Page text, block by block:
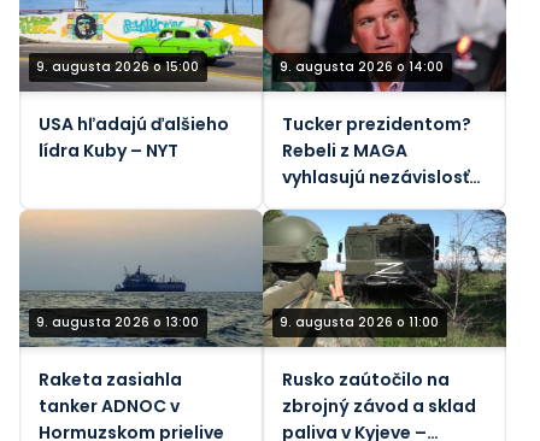
9. augusta 2026 o 15:00
USA hľadajú ďalšieho
lídra Kuby – NYT
9. augusta 2026 o 14:00
Tucker prezidentom?
Rebeli z MAGA
vyhlasujú nezávislosť
od Izraela
9. augusta 2026 o 13:00
Raketa zasiahla
tanker ADNOC v
Hormuzskom prielive
9. augusta 2026 o 11:00
Rusko zaútočilo na
zbrojný závod a sklad
paliva v Kyjeve –